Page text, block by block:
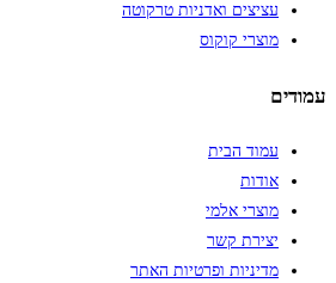
עציצים ואדניות טרקוטה
מוצרי קוקוס
עמודים
עמוד הבית
אודות
מוצרי אלמי
יצירת קשר
מדיניות ופרטיות האתר